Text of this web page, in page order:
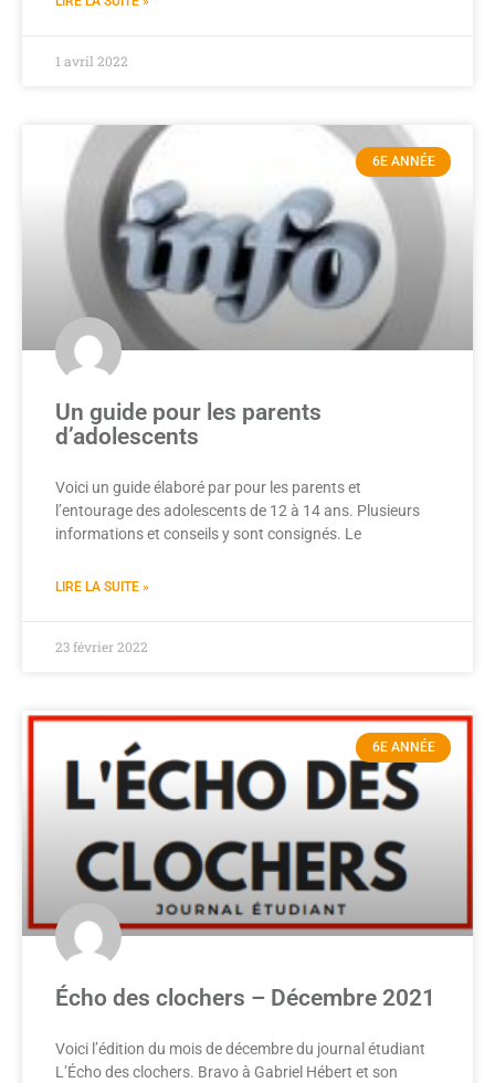
1 avril 2022
6E ANNÉE
Un guide pour les parents
d’adolescents
Voici un guide élaboré par pour les parents et
l’entourage des adolescents de 12 à 14 ans. Plusieurs
informations et conseils y sont consignés. Le
LIRE LA SUITE »
23 février 2022
6E ANNÉE
Écho des clochers – Décembre 2021
Voici l’édition du mois de décembre du journal étudiant
L’Écho des clochers. Bravo à Gabriel Hébert et son